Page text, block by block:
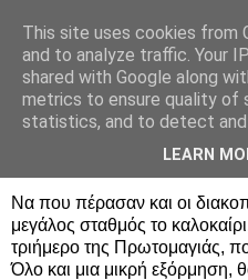
Σοφία Βόικου
Κυριακή 26 Απριλίου 2009
Το καλοκαίρι δεν
Να που πέρασαν και οι
μεγάλος σταθμός το
τριήμερο της Πρωτομαγιάς,
Όλο και μια μικρή εξόρμηση,
This site uses cookies from
and to analyze traffic. Your
shared with Google along
metrics to ensure quality of
statistics, and to detect and
LEARN